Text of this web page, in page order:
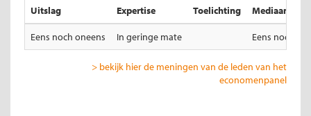
Uitslag
Expertise Toelichting Mediaan
Eens noch oneens In geringe mate Eens noch
> bekijk hier de meningen van de leden van het
economenpanel